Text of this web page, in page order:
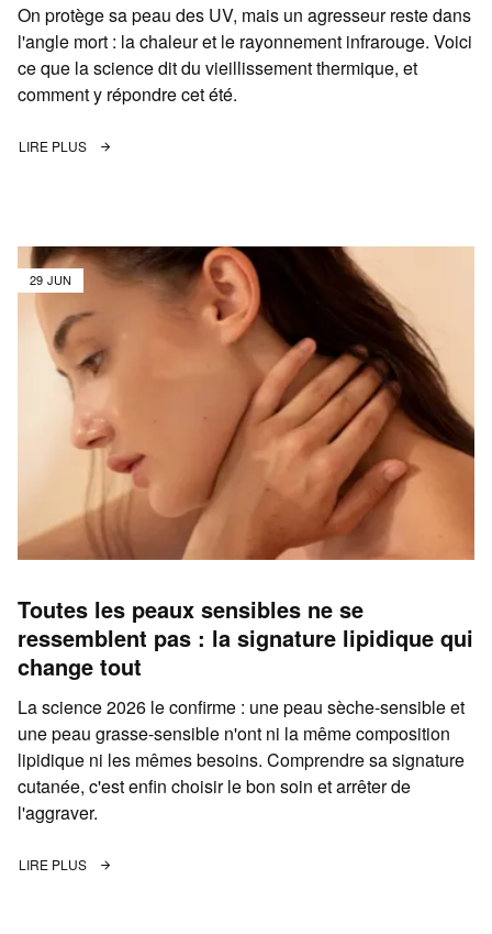
On protège sa peau des UV, mais un agresseur reste dans
l'angle mort : la chaleur et le rayonnement infrarouge. Voici
ce que la science dit du vieillissement thermique, et
comment y répondre cet été.
LIRE PLUS
29 JUN
Toutes les peaux sensibles ne se
ressemblent pas : la signature lipidique qui
change tout
La science 2026 le confirme : une peau sèche-sensible et
une peau grasse-sensible n'ont ni la même composition
lipidique ni les mêmes besoins. Comprendre sa signature
cutanée, c'est enfin choisir le bon soin et arrêter de
l'aggraver.
LIRE PLUS